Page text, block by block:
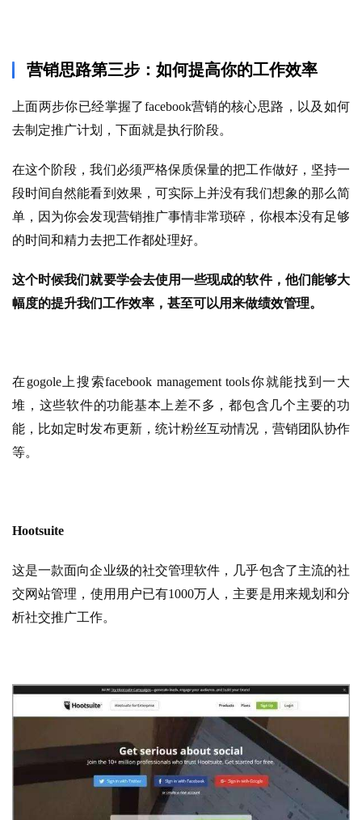
例
解
盘
手
C
l
u
干
货
营销思路第三步：如何提高你的工作效率
上面两步你已经掌握了facebook营销的核心思路，以及如何
去制定推广计划，下面就是执行阶段。
在这个阶段，我们必须严格保质保量的把工作做好，坚持一
段时间自然能看到效果，可实际上并没有我们想象的那么简
单，因为你会发现营销推广事情非常琐碎，你根本没有足够
的时间和精力去把工作都处理好。
这个时候我们就要学会去使用一些现成的软件，他们能够大
幅度的提升我们工作效率，甚至可以用来做绩效管理。
在gogole上搜索facebook management tools你就能找到一大
堆，这些软件的功能基本上差不多，都包含几个主要的功
能，比如定时发布更新，统计粉丝互动情况，营销团队协作
等。
Hootsuite
这是一款面向企业级的社交管理软件，几乎包含了主流的社
交网站管理，使用用户已有1000万人，主要是用来规划和分
析社交推广工作。